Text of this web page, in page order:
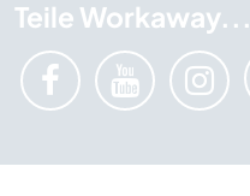
Teile Workaway...